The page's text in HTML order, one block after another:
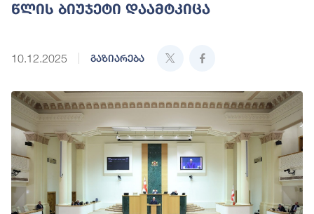
წლის ბიუჯეტი დაამტკიცა
10.12.2025 გაზიარება